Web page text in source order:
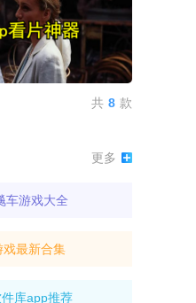
共 8 款
更多
车游戏大全
戏最新合集
库app推荐